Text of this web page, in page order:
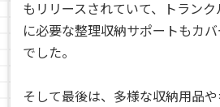
もリリースされていて、トラン
に必要な整理収納サポートもカ
でした。
そして最後は、多様な収納用品